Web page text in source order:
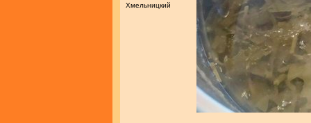
Хмельницкий